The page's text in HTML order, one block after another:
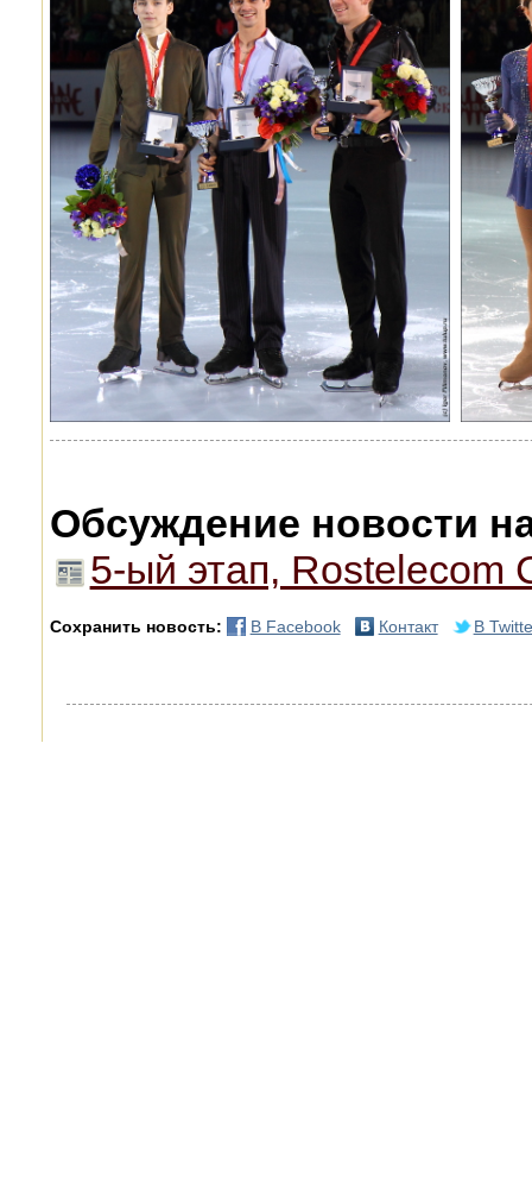
Обсуждение новости
5-ый этап, Rostelecom
Сохранить новость: В Facebook Контакт В